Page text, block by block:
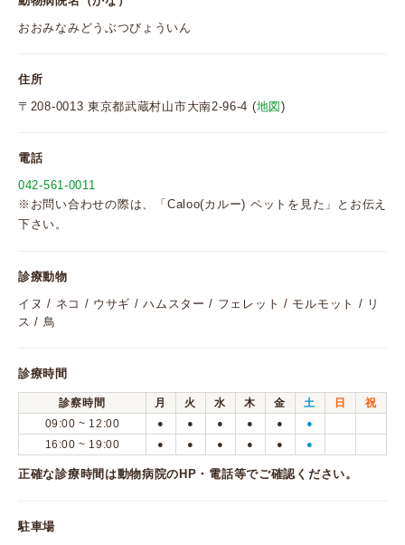
おおみなみどうぶつびょういん
住所
〒208-0013 東京都武蔵村山市大南2-96-4 (地図)
電話
042-561-0011
※お問い合わせの際は、「Caloo(カルー) ペットを見た」とお伝え
下さい。
診療動物
イヌ / ネコ / ウサギ / ハムスター / フェレット / モルモット / リ
ス / 鳥
診療時間
診察時間 月 火 水 木 金 土 日
祝
09:00 ~ 12:00
● ● ● ● ● ●
16:00 ~ 19:00 ● ● ● ● ● ●
正確な診療時間は動物病院のHP・電話等でご確認ください。
駐車場